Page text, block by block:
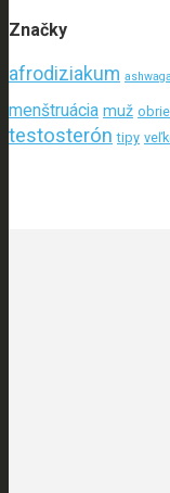
Značky
afrodiziakum
menštruácia muž
testosterón tipy